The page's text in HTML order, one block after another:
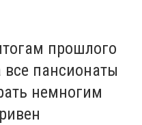
прошлого
все пансионаты
немногим